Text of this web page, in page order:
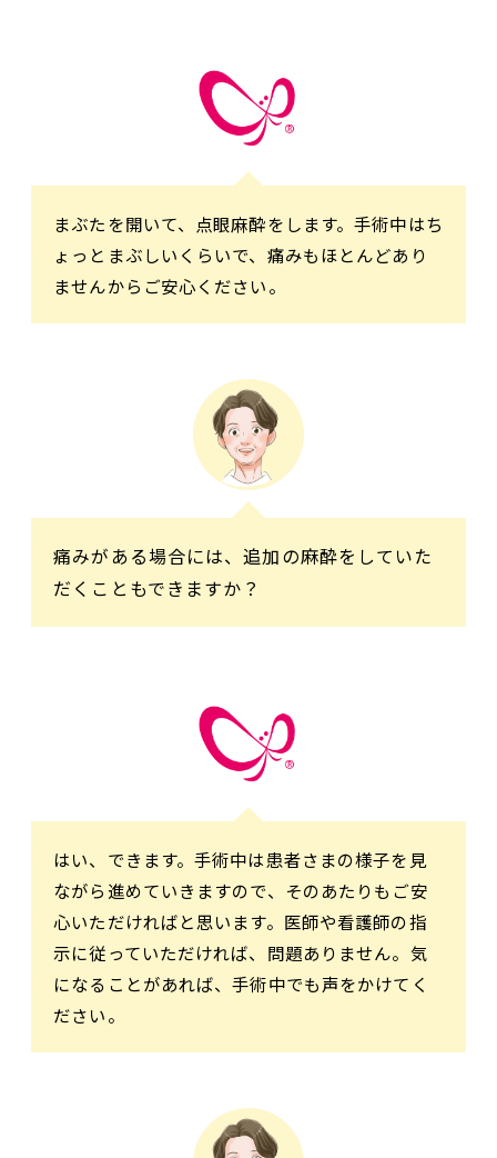
まぶたを開いて、点眼麻酔をします。手術中はち
ょっとまぶしいくらいで、痛みもほとんどあり
ませんからご安心ください。
痛みがある場合には、追加の麻酔をしていた
だくこともできますか？
はい、できます。手術中は患者さまの様子を見
ながら進めていきますので、そのあたりもご安
心いただければと思います。医師や看護師の指
示に従っていただければ、問題ありません。気
になることがあれば、手術中でも声をかけてく
ださい。